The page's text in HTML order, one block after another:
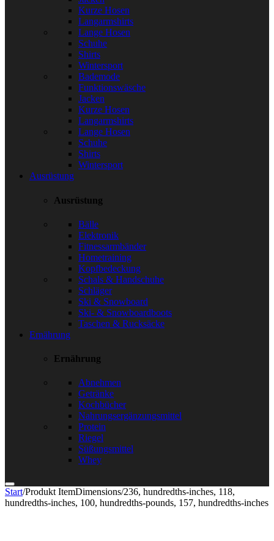
Kurze Hosen
Langarmshirts
Lange Hosen
Schuhe
Shirts
Wintersport
Bademode
Funktionswäsche
Jacken
Kurze Hosen
Langarmshirts
Lange Hosen
Schuhe
Shirts
Wintersport
Ausrüstung
Ausrüstung
Bälle
Elektronik
Fitnessarmbänder
Hometraining
Kopfbedeckung
Schals & Handschuhe
Schläger
Ski & Snowboard
Ski- & Snowboardboots
Taschen & Rucksäcke
Ernährung
Ernährung
Abnehmen
Getränke
Kochbücher
Nahrungsergänzungsmittel
Protein
Riegel
Süßungsmittel
Whey
Start/Produkt ItemDimensions/236, hundredths-inches, 118,
hundredths-inches, 100, hundredths-pounds, 157, hundredths-inches